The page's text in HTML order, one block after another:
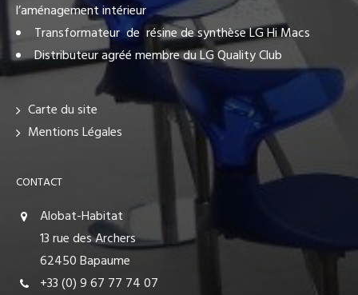
l’aménagement intérieur
Transformateur de résine de synthèse LG Hi Macs
Distributeur agréé membre du LG Quality Club
Carte du site
Mentions Légales
CONTACT
Alobat-Habitat
13 rue des Archers
62450 Bapaume
+33 (0) 9 67 77 74 07